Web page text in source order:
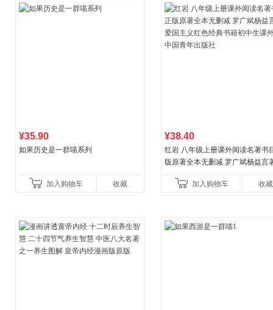
¥35.90
如果历史是一群喵系列
加入购物车 收藏
¥38.40
红岩 八年级上册课外阅读名著书
版原著全本无删减 罗广斌杨益言
国青年出版社加入购物车 收藏